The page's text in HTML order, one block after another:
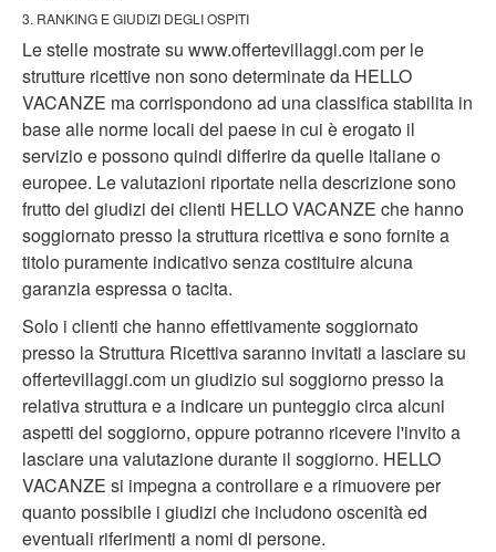
3. RANKING E GIUDIZI DEGLI OSPITI
Le stelle mostrate su www.offertevillaggi.com per le
strutture ricettive non sono determinate da HELLO
VACANZE ma corrispondono ad una classifica stabilita in
base alle norme locali del paese in cui è erogato il
servizio e possono quindi differire da quelle italiane o
europee. Le valutazioni riportate nella descrizione sono
frutto dei giudizi dei clienti HELLO VACANZE che hanno
soggiornato presso la struttura ricettiva e sono fornite a
titolo puramente indicativo senza costituire alcuna
garanzia espressa o tacita.
Solo i clienti che hanno effettivamente soggiornato
presso la Struttura Ricettiva saranno invitati a lasciare su
offertevillaggi.com un giudizio sul soggiorno presso la
relativa struttura e a indicare un punteggio circa alcuni
aspetti del soggiorno, oppure potranno ricevere l'invito a
lasciare una valutazione durante il soggiorno. HELLO
VACANZE si impegna a controllare e a rimuovere per
quanto possibile i giudizi che includono oscenità ed
eventuali riferimenti a nomi di persone.